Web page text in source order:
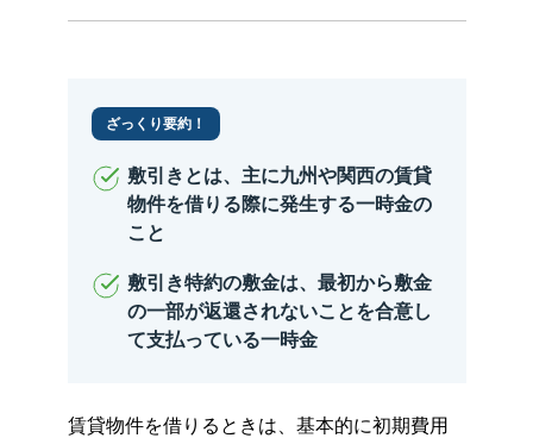
ざっくり要約！
敷引きとは、主に九州や関西の賃貸
物件を借りる際に発生する一時金の
こと
敷引き特約の敷金は、最初から敷金
の一部が返還されないことを合意し
て支払っている一時金
賃貸物件を借りるときは、基本的に初期費用